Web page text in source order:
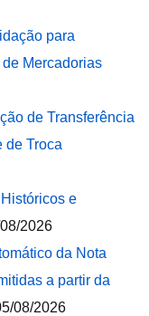
para
Mercadorias
de Transferência
de Troca
e
2026
da Nota
a partir da
08/2026